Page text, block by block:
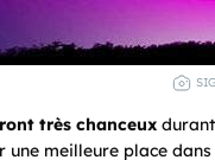
très chanceux
une meilleure place